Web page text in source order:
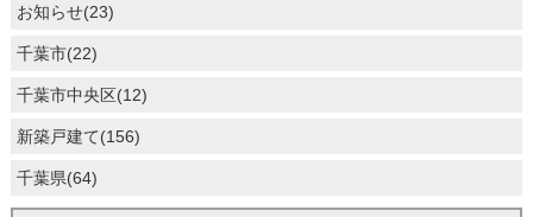
お知らせ(23)
千葉市(22)
千葉市中央区(12)
新築戸建て(156)
千葉県(64)